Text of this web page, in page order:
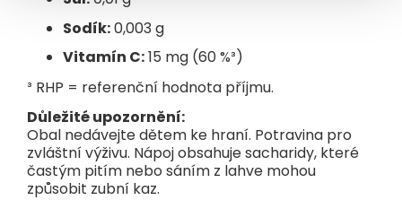
Simply nature, s. r. o., V Zahrádkách 1952/50, Praha 130 00,
Česká republika.
Jsme Beggs – tvůrci a spokojení rodiče, kteří rostou se svými
těmi nejlepšími učiteli. Naším cílem je vytvářet inovativní,
kvalitní a chutné produkty, které rozumí dětem. Jsme hrdí
na to, že naši tvůrci jsou mindfulness rodiče, kteří žijí v
přítomnosti a věnují se svým dětem s láskou a péčí. Šťastné
dětství začíná spokojeným rodičovstvím.
Sodík:0,003 g
Vitamín C:15 mg (60 %³)
³ RHP = referenční hodnota příjmu.
Důležité upozornění:
Obal nedávejte dětem ke hraní. Potravina pro
zvláštní výživu. Nápoj obsahuje sacharidy, které
častým pitím nebo sáním z lahve mohou
způsobit zubní kaz.